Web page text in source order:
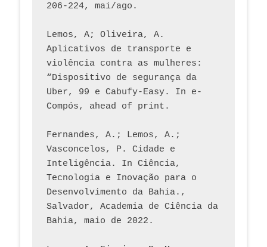
206-224, mai/ago.
Lemos, A; Oliveira, A.
Aplicativos de transporte e
violência contra as mulheres:
“Dispositivo de segurança da
Uber, 99 e Cabufy-Easy. In e-
Compós, ahead of print.
Fernandes, A.; Lemos, A.;
Vasconcelos, P. Cidade e
Inteligência. In Ciência,
Tecnologia e Inovação para o
Desenvolvimento da Bahia.,
Salvador, Academia de Ciência da
Bahia, maio de 2022.